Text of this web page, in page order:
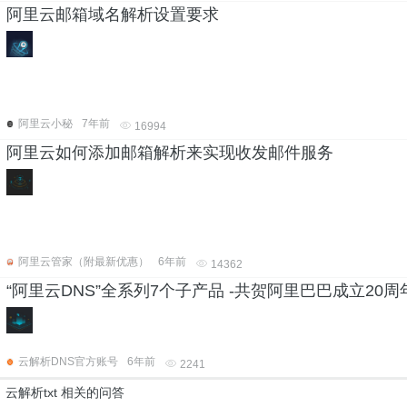
阿里云邮箱域名解析设置要求
阿里云小秘 7年前 16994
阿里云如何添加邮箱解析来实现收发邮件服务
阿里云管家（附最新优惠） 6年前 14362
“阿里云DNS”全系列7个子产品 -共贺阿里巴巴成立20周
云解析DNS官方账号 6年前 2241
云解析txt 相关的问答